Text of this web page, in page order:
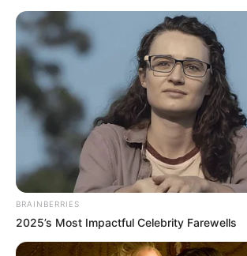
ABOUT THE AUTHOR
เจ้าหมอดู
เนื้อหาที่ได้รับการโปรโมต
BRAINBERRIES
2025’s Most Impactful Celebrity Farewells